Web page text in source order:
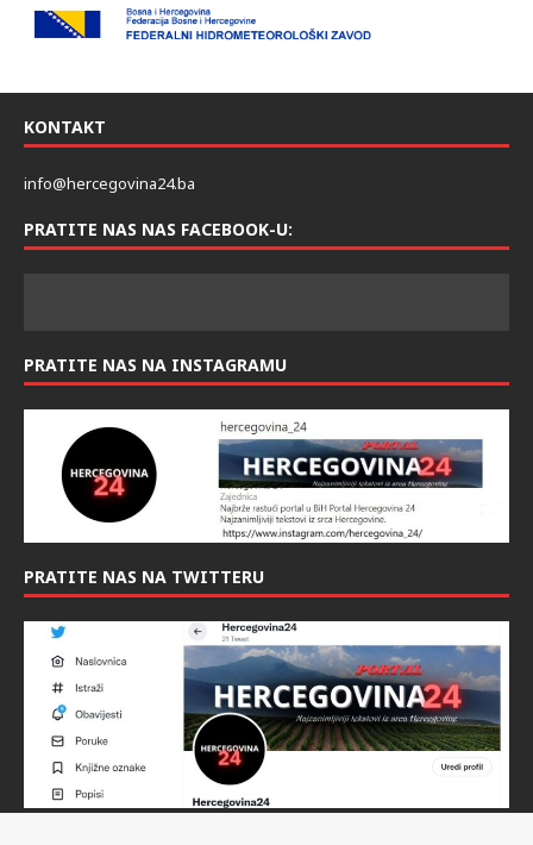
KONTAKT
info@hercegovina24.ba
PRATITE NAS NAS FACEBOOK-U:
PRATITE NAS NA INSTAGRAMU
PRATITE NAS NA TWITTERU